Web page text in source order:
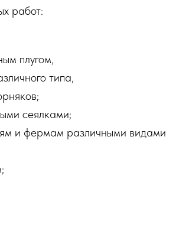
работ:
плугом,
типа,
сеялками;
и фермам различными видами